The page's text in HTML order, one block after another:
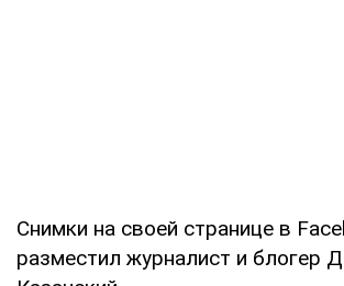
Снимки на своей странице в
разместил журналист и блогер